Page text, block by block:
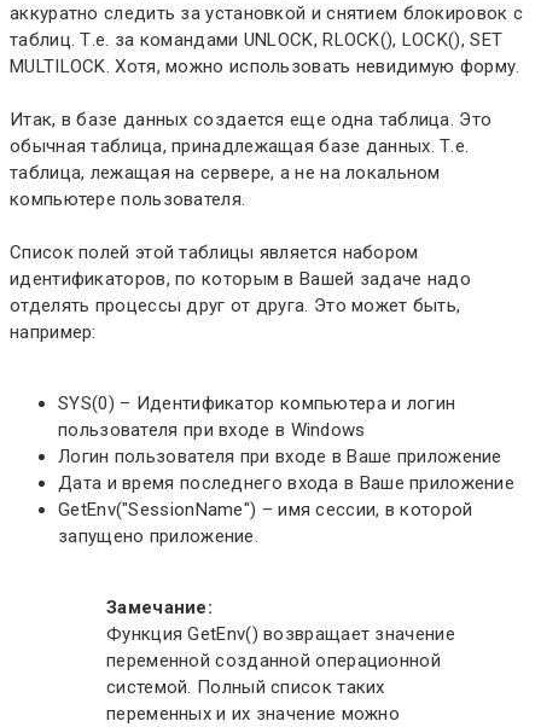
аккуратно следить за установкой и снятием блокировок с
таблиц. Т.е. за командами UNLOCK, RLOCK(), LOCK(), SET
MULTILOCK. Хотя, можно использовать невидимую форму.
Итак, в базе данных создается еще одна таблица. Это
обычная таблица, принадлежащая базе данных. Т.е.
таблица, лежащая на сервере, а не на локальном
компьютере пользователя.
Список полей этой таблицы является набором
идентификаторов, по которым в Вашей задаче надо
отделять процессы друг от друга. Это может быть,
например:
SYS(0) – Идентификатор компьютера и логин
пользователя при входе в Windows
Логин пользователя при входе в Ваше приложение
Дата и время последнего входа в Ваше приложение
GetEnv("SessionName") – имя сессии, в которой
запущено приложение.
Замечание:
Функция GetEnv() возвращает значение
переменной созданной операционной
системой. Полный список таких
переменных и их значение можно